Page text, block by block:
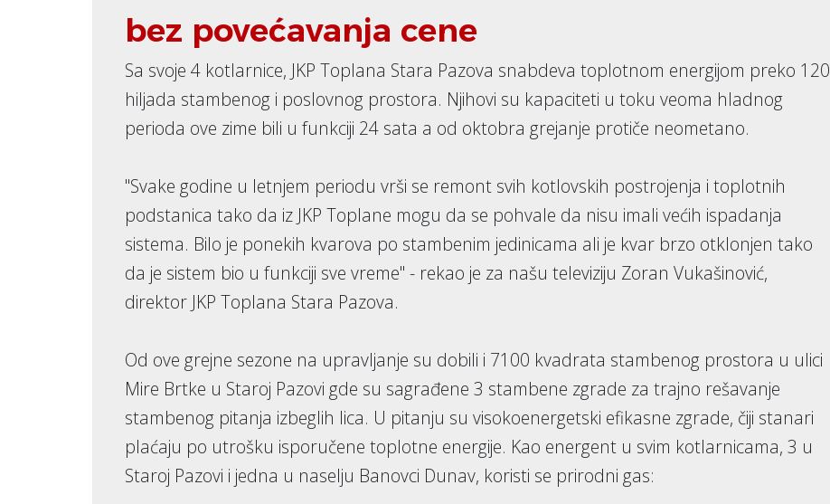
bez povećavanja cene
Sa svoje 4 kotlarnice, JKP Toplana Stara Pazova snabdeva toplotnom energijom preko 120
hiljada stambenog i poslovnog prostora. Njihovi su kapaciteti u toku veoma hladnog
perioda ove zime bili u funkciji 24 sata a od oktobra grejanje protiče neometano.
"Svake godine u letnjem periodu vrši se remont svih kotlovskih postrojenja i toplotnih
podstanica tako da iz JKP Toplane mogu da se pohvale da nisu imali većih ispadanja
sistema. Bilo je ponekih kvarova po stambenim jedinicama ali je kvar brzo otklonjen tako
da je sistem bio u funkciji sve vreme" - rekao je za našu televiziju Zoran Vukašinović,
direktor JKP Toplana Stara Pazova.
Od ove grejne sezone na upravljanje su dobili i 7100 kvadrata stambenog prostora u ulici
Mire Brtke u Staroj Pazovi gde su sagrađene 3 stambene zgrade za trajno rešavanje
stambenog pitanja izbeglih lica. U pitanju su visokoenergetski efikasne zgrade, čiji stanari
plaćaju po utrošku isporučene toplotne energije. Kao energent u svim kotlarnicama, 3 u
Staroj Pazovi i jedna u naselju Banovci Dunav, koristi se prirodni gas: